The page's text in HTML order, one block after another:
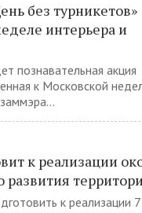
без турникетов»
интерьера и
познавательная акция
к Московской
к реализации
развития
к реализации